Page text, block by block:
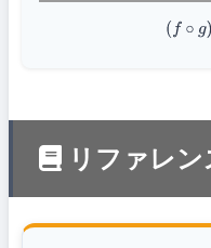
( f∘
リファレン